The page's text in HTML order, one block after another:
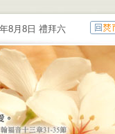
8月8日 禮拜六